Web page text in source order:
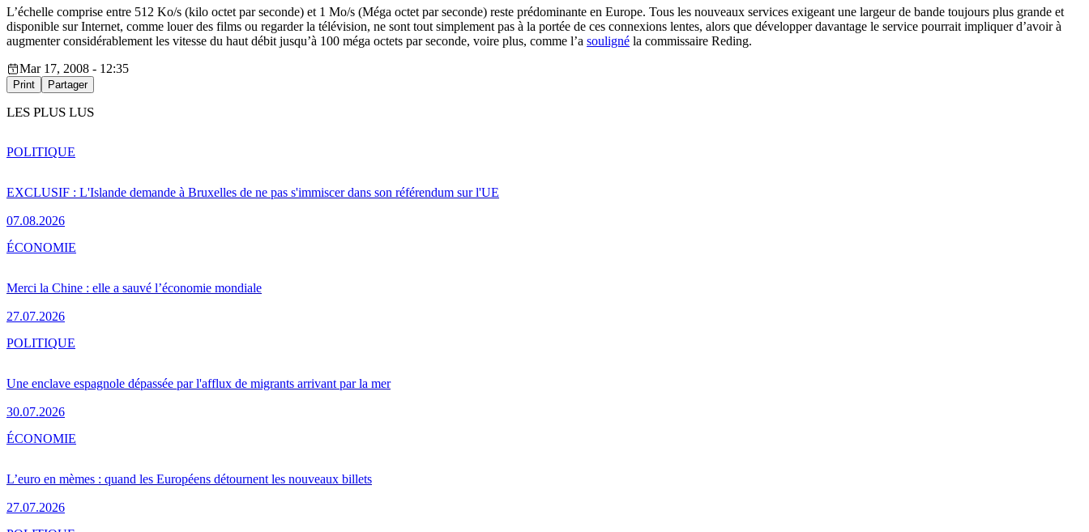
L’échelle comprise entre 512 Ko/s (kilo octet par seconde) et 1 Mo/s (Méga octet par seconde) reste prédominante en Europe. Tous les nouveaux services exigeant une largeur de bande toujours plus grande et
disponible sur Internet, comme louer des films ou regarder la télévision, ne sont tout simplement pas à la portée de ces connexions lentes, alors que développer davantage le service pourrait impliquer d’avoir à
augmenter considérablement les vitesse du haut débit jusqu’à 100 méga octets par seconde, voire plus, comme l’a souligné la commissaire Reding.
Mar 17, 2008 - 12:35
Print Partager
LES PLUS LUS
EXCLUSIF : L'Islande demande à Bruxelles de ne pas s'immiscer dans son référendum sur l'UE
07.08.2026
POLITIQUE
Merci la Chine : elle a sauvé l’économie mondiale
27.07.2026
ÉCONOMIE
Une enclave espagnole dépassée par l'afflux de migrants arrivant par la mer
30.07.2026
POLITIQUE
L’euro en mèmes : quand les Européens détournent les nouveaux billets
27.07.2026
ÉCONOMIE